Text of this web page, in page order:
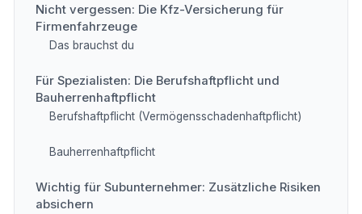
Nicht vergessen: Die Kfz-Versicherung für
Firmenfahrzeuge
Das brauchst du
Für Spezialisten: Die Berufshaftpflicht und
Bauherrenhaftpflicht
Berufshaftpflicht (Vermögensschadenhaftpflicht)
Bauherrenhaftpflicht
Wichtig für Subunternehmer: Zusätzliche Risiken
absichern